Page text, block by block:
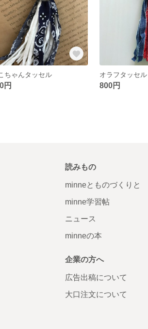
ちゃんタッセル
円
オラフタッセル
800円
読みもの
minneとものづくりと
minne学習帖
ニュース
minneの本
企業の方へ
広告出稿について
大口注文について